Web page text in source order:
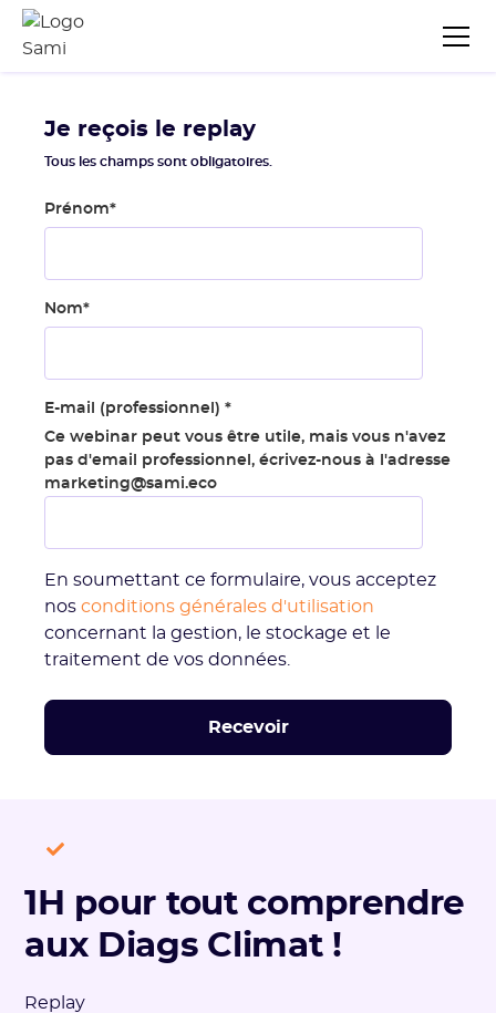
1H pour tout comprendre
aux Diags Climat !
Replay
Je reçois le replay
Tous les champs sont obligatoires.
Prénom*
Nom*
E-mail (professionnel) *
Ce webinar peut vous être utile, mais vous n'avez
pas d'email professionnel, écrivez-nous à l'adresse
marketing@sami.eco
En soumettant ce formulaire, vous acceptez
nos conditions générales d'utilisation
concernant la gestion, le stockage et le
traitement de vos données.